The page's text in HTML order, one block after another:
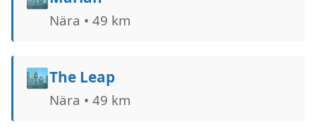
Nära • 49 km
🏙️The Leap
Nära • 49 km